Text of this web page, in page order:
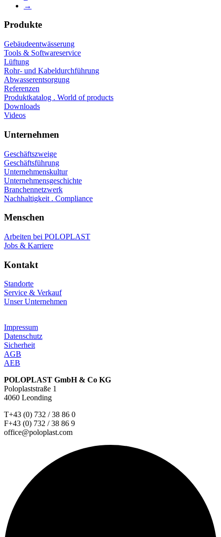
→
Produkte
Gebäudeentwässerung
Tools & Softwareservice
Lüftung
Rohr- und Kabeldurchführung
Abwasserentsorgung
Referenzen
Produktkatalog . World of products
Downloads
Videos
Unternehmen
Geschäftszweige
Geschäftsführung
Unternehmenskultur
Unternehmensgeschichte
Branchennetzwerk
Nachhaltigkeit . Compliance
Menschen
Arbeiten bei POLOPLAST
Jobs & Karriere
Kontakt
Standorte
Service & Verkauf
Unser Unternehmen
Impressum
Datenschutz
Sicherheit
AGB
AEB
POLOPLAST GmbH & Co KG
Poloplaststraße 1
4060 Leonding
T+43 (0) 732 / 38 86 0
F+43 (0) 732 / 38 86 9
office@poloplast.com